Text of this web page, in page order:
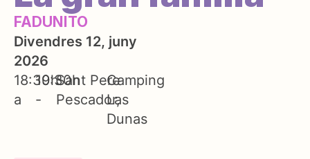
FADUNITO
Divendres 12, juny
2026
18:30h
a
19:30h
-
Sant Pere
Pescador
Camping
Las
Dunas